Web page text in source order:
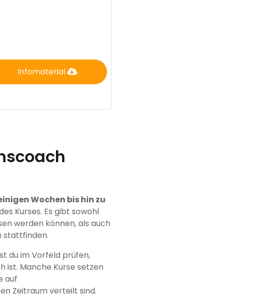
Infomaterial
Wochen bis hin zu
Kurses. Es gibt sowohl
werden können, als auch
stattfinden.
du im Vorfeld prüfen,
ist. Manche Kurse setzen
auf
Zeitraum verteilt sind.